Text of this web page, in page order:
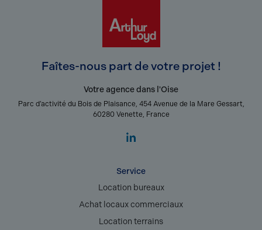
Faîtes-nous part de votre projet !
Votre agence dans l'Oise
Parc d’activité du Bois de Plaisance, 454 Avenue de la Mare Gessart,
60280 Venette, France
Service
Location bureaux
Achat locaux commerciaux
Location terrains